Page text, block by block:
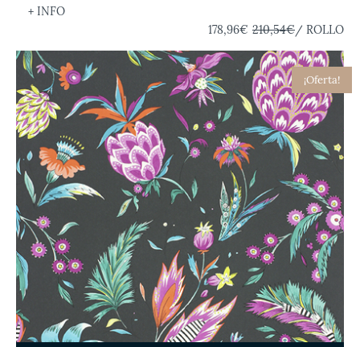
+ INFO
178,96€ 210,54€/ ROLLO
¡Oferta!